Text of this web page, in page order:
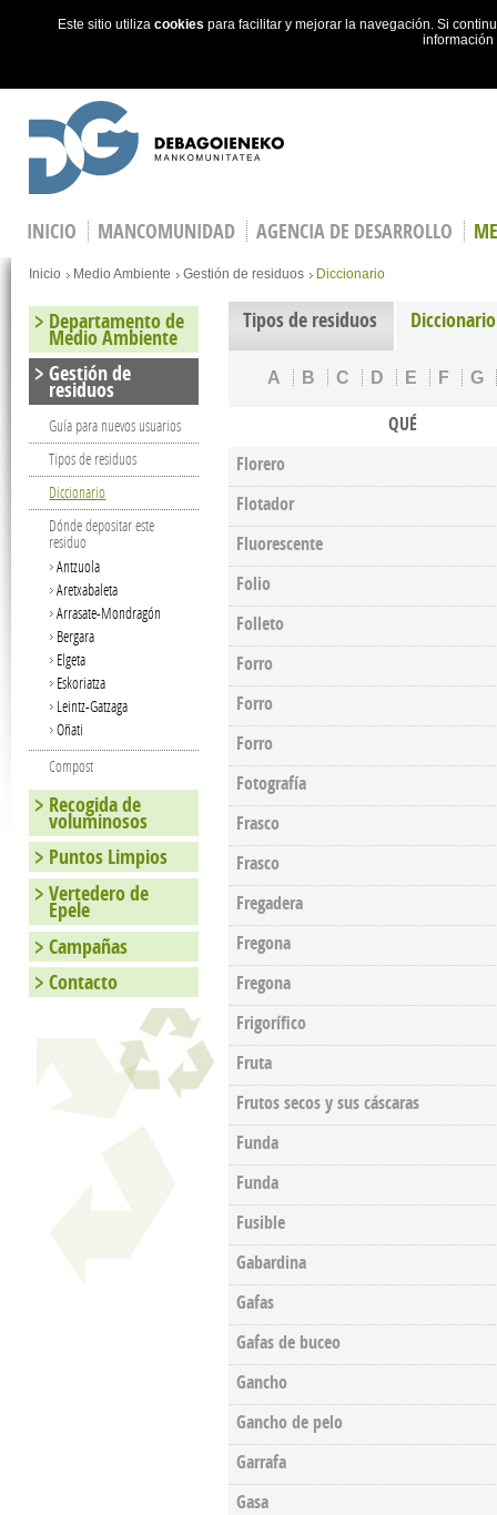
Este sitio utiliza cookies para facilitar y mejorar la navegación. Si
INICIO MANCOMUNIDAD AGENCIA DE DESARROLLO
You are here
Inicio Medio Ambiente Gestión de residuos Diccionario
Tipos de residuos Diccionario
A B C D E F G
QUÉ
Florero
Flotador
Fluorescente
Folio
Folleto
Forro
Forro
Forro
Fotografía
Frasco
Frasco
Fregadera
Fregona
Fregona
Frigorífico
Fruta
Frutos secos y sus cáscaras
Funda
Funda
Fusible
Gabardina
Gafas
Gafas de buceo
Gancho
Gancho de pelo
Garrafa
Gasa
Departamento de
Medio Ambiente
Gestión de
residuos
Guía para nuevos usuarios
Tipos de residuos
Diccionario
Dónde depositar este
residuo
Antzuola
Aretxabaleta
Arrasate-Mondragón
Bergara
Elgeta
Eskoriatza
Leintz-Gatzaga
Oñati
Compost
Recogida de
voluminosos
Puntos Limpios
Vertedero de
Epele
Campañas
Contacto